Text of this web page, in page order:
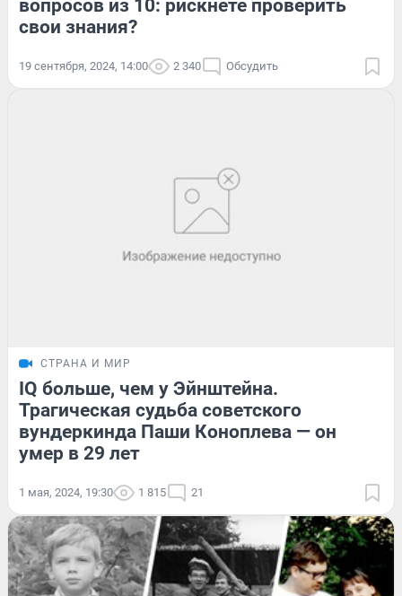
вопросов из 10: рискнете проверить
свои знания?
19 сентября, 2024, 14:00 2 340 Обсудить
СТРАНА И МИР
IQ больше, чем у Эйнштейна.
Трагическая судьба советского
вундеркинда Паши Коноплева — он
умер в 29 лет
1 мая, 2024, 19:30 1 815 21